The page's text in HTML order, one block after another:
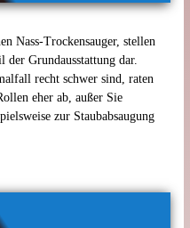
Nass-Trockensauger, stellen
der Grundausstattung dar.
recht schwer sind, raten
eher ab, außer Sie
zur Staubabsaugung